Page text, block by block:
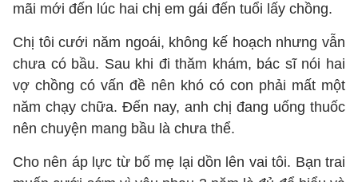
mãi mới đến lúc hai chị em gái đến tuổi lấy chồng.
Chị tôi cưới năm ngoái, không kế hoạch nhưng vẫn
chưa có bầu. Sau khi đi thăm khám, bác sĩ nói hai
vợ chồng có vấn đề nên khó có con phải mất một
năm chạy chữa. Đến nay, anh chị đang uống thuốc
nên chuyện mang bầu là chưa thể.
Cho nên áp lực từ bố mẹ lại dồn lên vai tôi. Bạn trai